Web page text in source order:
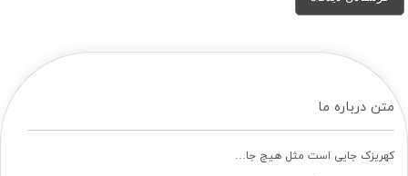
متن درباره ما
کهریزک جایی است مثل هیچ جا…